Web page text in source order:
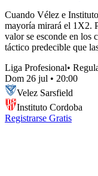
Cuando Vélez e
mayoría mirará el 1X2.
valor se esconde en los
táctico predecible que
Liga Profesional•
Dom 26 jul • 20:00
Velez Sarsfield
Instituto Cordoba
Registrarse Gratis